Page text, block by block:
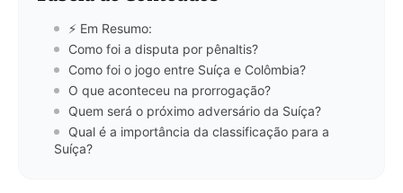
⚡ Em Resumo:
Como foi a disputa por pênaltis?
Como foi o jogo entre Suíça e Colômbia?
O que aconteceu na prorrogação?
Quem será o próximo adversário da Suíça?
Qual é a importância da classificação para a
Suíça?